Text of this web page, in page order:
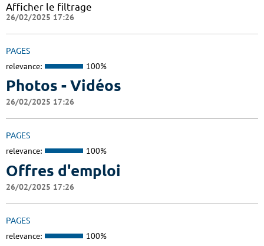
Afficher le filtrage
26/02/2025 17:26
PAGES
relevance: 100%
Photos - Vidéos
26/02/2025 17:26
PAGES
relevance: 100%
Offres d'emploi
26/02/2025 17:26
PAGES
relevance: 100%